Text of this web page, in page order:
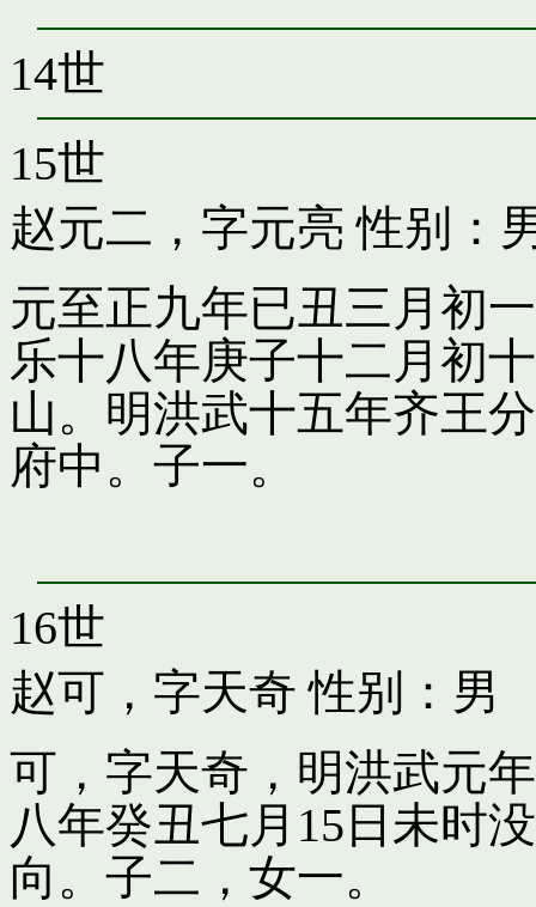
14世
15世
赵元二，字元亮 性别：
元至正九年已丑三月初
乐十八年庚子十二月初
山。明洪武十五年齐王
府中。子一。
16世
赵可，字天奇 性别：男
可，字天奇，明洪武元
八年癸丑七月15日未时
向。子二，女一。